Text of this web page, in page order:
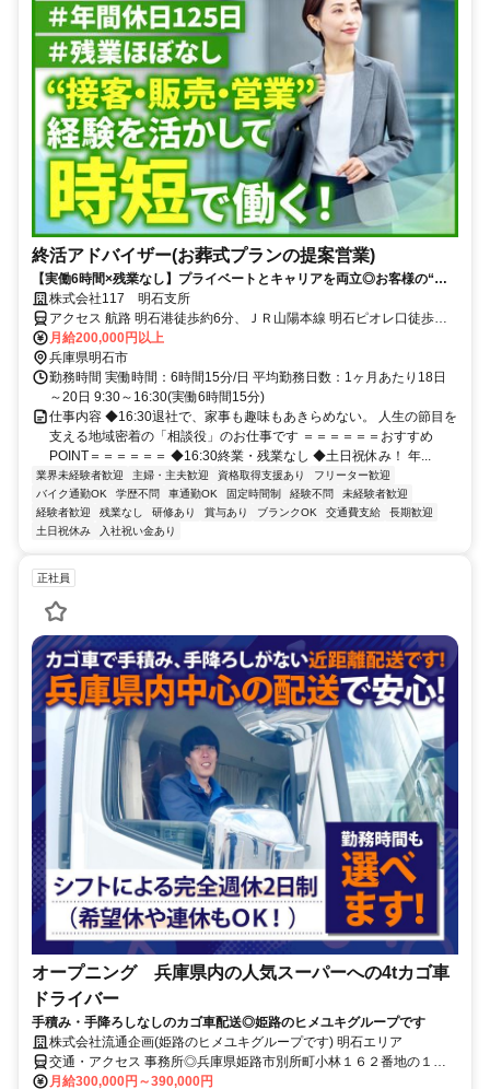
終活アドバイザー(お葬式プランの提案営業)
【実働6時間×残業なし】プライベートとキャリアを両立◎お客様の“も
しも”に備える相談スタッフ◎とかにしてみませんか？
株式会社117 明石支所
アクセス 航路 明石港徒歩約6分、ＪＲ山陽本線 明石ピオレ口徒歩約9
分、山陽電鉄本線 山陽明石西出口徒歩約10分 各線明石駅から徒歩10
分 ■車・バイク通勤ＯＫ
月給200,000円以上
兵庫県明石市
勤務時間 実働時間：6時間15分/日 平均勤務日数：1ヶ月あたり18日
～20日 9:30～16:30(実働6時間15分)
仕事内容 ◆16:30退社で、家事も趣味もあきらめない。 人生の節目を
支える地域密着の「相談役」のお仕事です ＝＝＝＝＝＝おすすめ
POINT＝＝＝＝＝＝ ◆16:30終業・残業なし ◆土日祝休み！ 年...
業界未経験者歓迎 主婦・主夫歓迎 資格取得支援あり
フリーター歓迎
バイク通勤OK
学歴不問 車通勤OK 固定時間制 経験不問
未経験者歓迎
経験者歓迎
残業なし 研修あり 賞与あり ブランクOK 交通費支給
長期歓迎
土日祝休み
入社祝い金あり
正社員
オープニング 兵庫県内の人気スーパーへの4tカゴ車
ドライバー
手積み・手降ろしなしのカゴ車配送◎姫路のヒメユキグループです
株式会社流通企画(姫路のヒメユキグループです) 明石エリア
交通・アクセス 事務所◎兵庫県姫路市別所町小林１６２番地の１◆
アクセス：ＪＲ｢曽根｣駅徒歩15分/別所ＩＣ近く ◎車通勤ＯＫ！
月給300,000円～390,000円